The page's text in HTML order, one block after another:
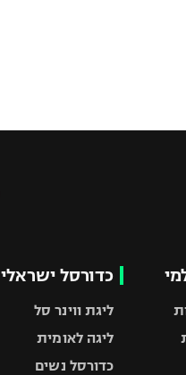
כדורסל ישראלי
ליגת ווינר סל
ליגה לאומית
כדורסל נשים